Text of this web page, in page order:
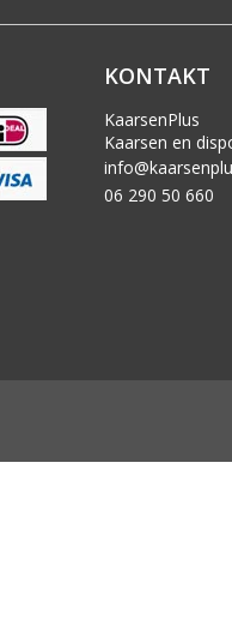
KONTAKT
KaarsenPlus
Kaarsen en
06 290 50 660